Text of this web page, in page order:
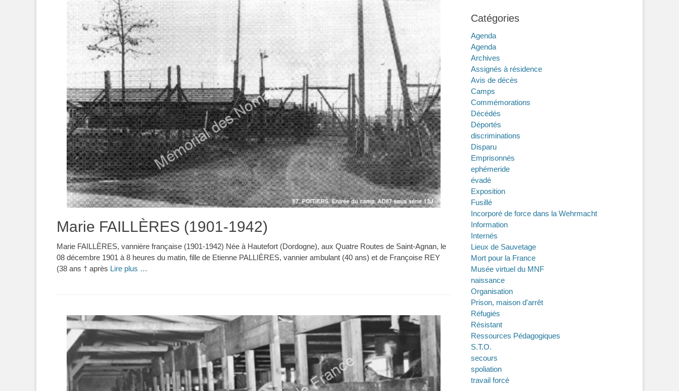
Marie FAILLÈRES (1901-1942)
Marie FAILLÈRES, vannière française (1901-1942) Née à Hautefort (Dordogne), aux Quatre Routes de Saint-Agnan, le
08 décembre 1901 à 8 heures du matin, fille de Etienne PALLIÈRES, vannier ambulant (40 ans) et de Françoise REY
(38 ans † après Lire plus …
Catégories
Agenda
Agenda
Archives
Assignés à résidence
Avis de décès
Camps
Commémorations
Décédés
Déportés
discriminations
Disparu
Emprisonnés
ephémeride
évadé
Exposition
Fusillé
Incorporé de force dans la Wehrmacht
Information
Internés
Lieux de Sauvetage
Mort pour la France
Musée virtuel du MNF
naissance
Organisation
Prison, maison d'arrêt
Réfugiés
Résistant
Ressources Pédagogiques
S.T.O.
secours
spoliation
travail forcé